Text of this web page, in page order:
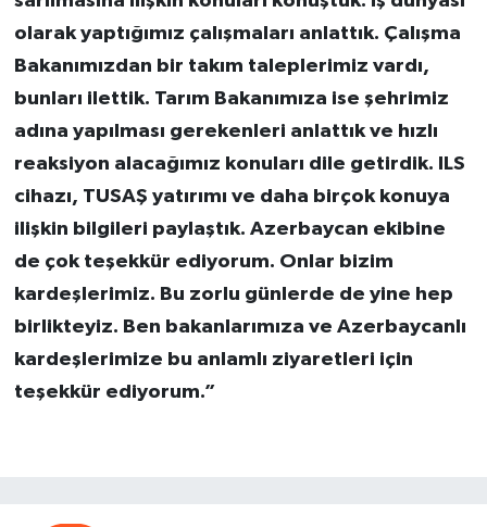
olarak yaptığımız çalışmaları anlattık. Çalışma
Bakanımızdan bir takım taleplerimiz vardı,
bunları ilettik. Tarım Bakanımıza ise şehrimiz
adına yapılması gerekenleri anlattık ve hızlı
reaksiyon alacağımız konuları dile getirdik. ILS
cihazı, TUSAŞ yatırımı ve daha birçok konuya
ilişkin bilgileri paylaştık. Azerbaycan ekibine
de çok teşekkür ediyorum. Onlar bizim
kardeşlerimiz. Bu zorlu günlerde de yine hep
birlikteyiz. Ben bakanlarımıza ve Azerbaycanlı
kardeşlerimize bu anlamlı ziyaretleri için
teşekkür ediyorum.”